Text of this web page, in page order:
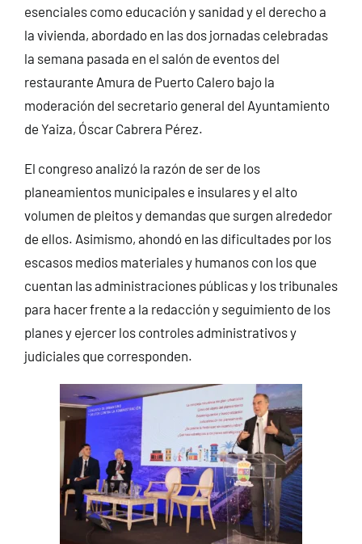
esenciales como educación y sanidad y el derecho a
la vivienda, abordado en las dos jornadas celebradas
la semana pasada en el salón de eventos del
restaurante Amura de Puerto Calero bajo la
moderación del secretario general del Ayuntamiento
de Yaiza, Óscar Cabrera Pérez.
El congreso analizó la razón de ser de los
planeamientos municipales e insulares y el alto
volumen de pleitos y demandas que surgen alrededor
de ellos. Asimismo, ahondó en las dificultades por los
escasos medios materiales y humanos con los que
cuentan las administraciones públicas y los tribunales
para hacer frente a la redacción y seguimiento de los
planes y ejercer los controles administrativos y
judiciales que corresponden.